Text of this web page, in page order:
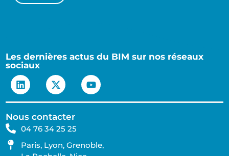
Les dernières actus du BIM sur nos réseaux
sociaux
Nous contacter
04 76 34 25 25
Paris, Lyon, Grenoble,